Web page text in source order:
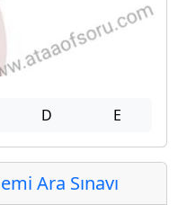
D E
Ara Sınavı